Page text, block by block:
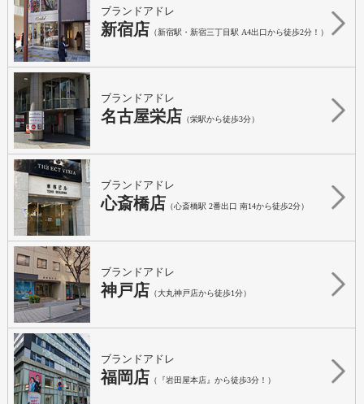
ブランドアドレ
新宿店 （新宿駅・新宿三丁目駅 A4出口から徒歩2分！）
ブランドアドレ
名古屋栄店 （栄駅から徒歩3分）
ブランドアドレ
心斎橋店 （心斎橋駅 2番出口 南14から徒歩2分）
ブランドアドレ
神戸店 （大丸神戸店から徒歩1分）
ブランドアドレ
福岡店 （『岩田屋本店』から徒歩3分！）